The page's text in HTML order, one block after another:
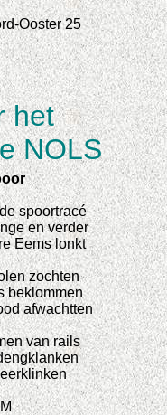
Ooster 25
het
NOLS
spoortracé
en verder
Eems lonkt
zochten
beklommen
afwachtten
van rails